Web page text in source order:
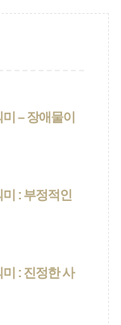
– 장애물이
: 부정적인
: 진정한 사